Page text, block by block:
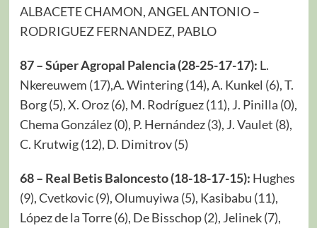
ALBACETE CHAMON, ANGEL ANTONIO –
RODRIGUEZ FERNANDEZ, PABLO
87 – Súper Agropal Palencia (28-25-17-17): L.
Nkereuwem (17),A. Wintering (14), A. Kunkel (6), T.
Borg (5), X. Oroz (6), M. Rodríguez (11), J. Pinilla (0),
Chema González (0), P. Hernández (3), J. Vaulet (8),
C. Krutwig (12), D. Dimitrov (5)
68 – Real Betis Baloncesto (18-18-17-15): Hughes
(9), Cvetkovic (9), Olumuyiwa (5), Kasibabu (11),
López de la Torre (6), De Bisschop (2), Jelinek (7),